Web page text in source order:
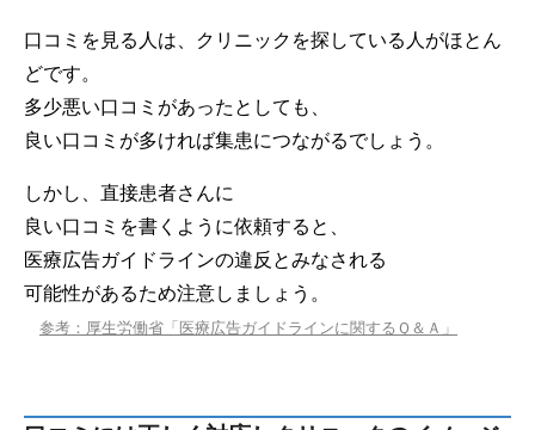
口コミを見る人は、クリニックを探している人がほとん
どです。
多少悪い口コミがあったとしても、
良い口コミが多ければ集患につながるでしょう。
しかし、直接患者さんに
良い口コミを書くように依頼すると、
医療広告ガイドラインの違反とみなされる
可能性があるため注意しましょう。
参考：厚生労働省「医療広告ガイドラインに関するＱ＆Ａ」